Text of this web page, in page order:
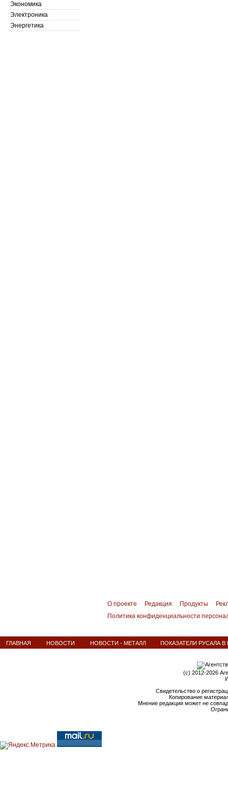
Экономика
Электроника
Энергетика
О проекте Редакция Продукты
Политика конфиденциальности
ГЛАВНАЯ НОВОСТИ НОВОСТИ - МЕТАЛЛ ПОКАЗАТЕЛИ РУСАЛА В
(c) 2012-2026
Свидетельство о
Копирование
Мнение редакции может не